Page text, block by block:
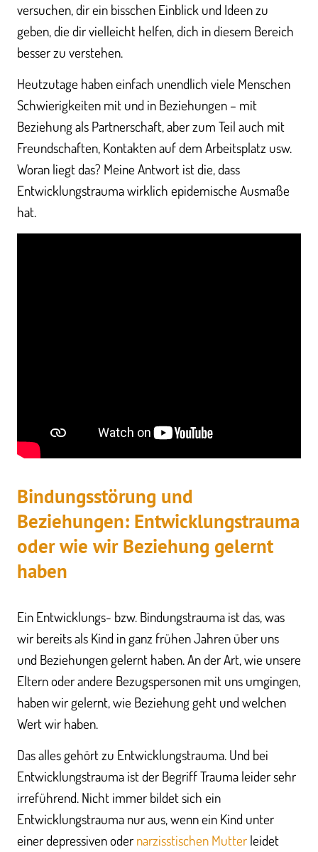
versuchen, dir ein bisschen Einblick und Ideen zu
geben, die dir vielleicht helfen, dich in diesem Bereich
besser zu verstehen.
Heutzutage haben einfach unendlich viele Menschen
Schwierigkeiten mit und in Beziehungen – mit
Beziehung als Partnerschaft, aber zum Teil auch mit
Freundschaften, Kontakten auf dem Arbeitsplatz usw.
Woran liegt das? Meine Antwort ist die, dass
Entwicklungstrauma wirklich epidemische Ausmaße
hat.
Bindungsstörung und
Beziehungen: Entwicklungstrauma
oder wie wir Beziehung gelernt
haben
Ein Entwicklungs- bzw. Bindungstrauma ist das, was
wir bereits als Kind in ganz frühen Jahren über uns
und Beziehungen gelernt haben. An der Art, wie unsere
Eltern oder andere Bezugspersonen mit uns umgingen,
haben wir gelernt, wie Beziehung geht und welchen
Wert wir haben.
Das alles gehört zu Entwicklungstrauma. Und bei
Entwicklungstrauma ist der Begriff Trauma leider sehr
irreführend. Nicht immer bildet sich ein
Entwicklungstrauma nur aus, wenn ein Kind unter
einer depressiven oder narzisstischen Mutter leidet